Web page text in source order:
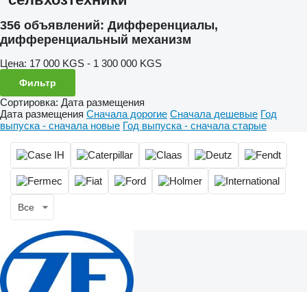
356 объявлений: Дифференциалы,
дифференциальный механизм
Цена: 17 000 KGS - 1 300 000 KGS
Фильтр
Сортировка: Дата размещения
Дата размещения Сначала дорогие Сначала дешевые Год
выпуска - сначала новые Год выпуска - сначала старые
Все